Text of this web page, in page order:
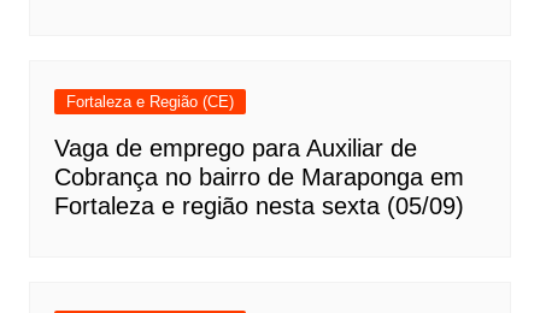
Fortaleza e Região (CE)
Vaga de emprego para Auxiliar de
Cobrança no bairro de Maraponga em
Fortaleza e região nesta sexta (05/09)